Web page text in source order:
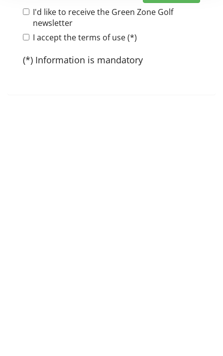
I'd like to receive the Green Zone Golf
newsletter
I accept the terms of use (*)
(*) Information is mandatory